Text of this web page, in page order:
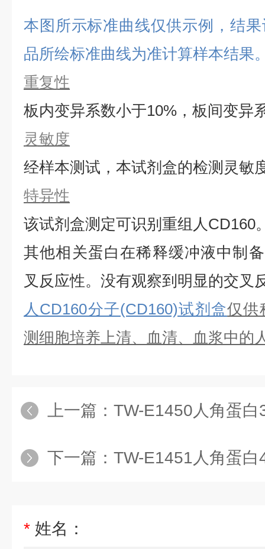
本图所示标准曲线仅供示例，结
品所绘标准曲线为准计算样本结果
重复性
板内变异系数小于10%，板间变异
灵敏度
经样本测试，本试剂盒的检测灵敏
特异性
该试剂盒测定可识别重组 人CD160
其他相关蛋白在稀释缓冲液中制
叉反应性。没有观察到明显的交叉
人CD160分子(CD160)试剂盒仅供
测细胞培养上清、血清、血浆中的
上一篇： TW-E1450人角蛋白
下一篇： TW-E1451人角蛋白
* 姓名：